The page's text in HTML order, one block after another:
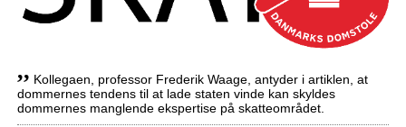
,, Kollegaen, professor Frederik Waage, antyder i artiklen, at
dommernes tendens til at lade staten vinde kan skyldes
dommernes manglende ekspertise på skatteområdet.